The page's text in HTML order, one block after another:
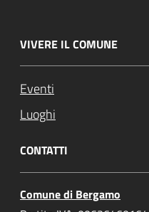
VIVERE IL COMUNE
Eventi
Luoghi
CONTATTI
Comune di Bergamo